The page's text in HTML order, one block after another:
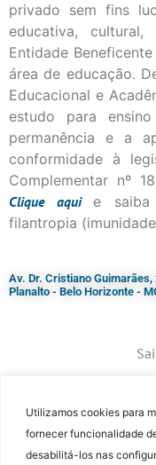
Utilizamos cookies para
fornecer funcionalidade
desabilitá-los nas
privado sem fins
educativa,
Entidade
área de educação.
Educacional e
estudo para
permanência e a
conformidade à
Complementar nº
Cliqueaqui
e
filantropia
Av. Dr. Cristiano Guimarães,
Planalto - Belo Horizonte -
+ 55